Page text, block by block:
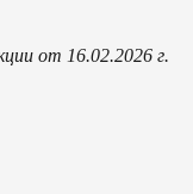
от 16.02.2026 г.